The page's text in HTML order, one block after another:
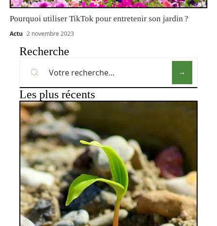
Pourquoi utiliser TikTok pour entretenir son jardin ?
Actu 2 novembre 2023
Recherche
Les plus récents